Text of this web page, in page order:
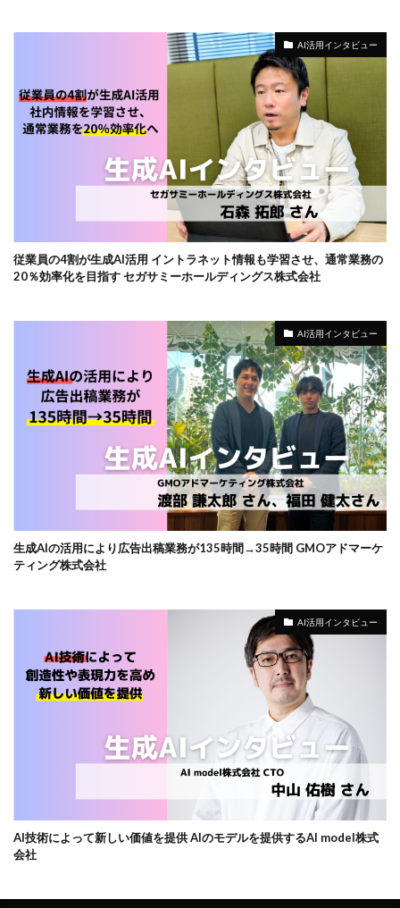
AI活用インタビュー
従業員の4割が生成AI活用 イントラネット情報も学習させ、通常業務の
20％効率化を目指す セガサミーホールディングス株式会社
AI活用インタビュー
生成AIの活用により広告出稿業務が135時間→35時間 GMOアドマーケ
ティング株式会社
AI活用インタビュー
AI技術によって新しい価値を提供 AIのモデルを提供するAI model株式
会社